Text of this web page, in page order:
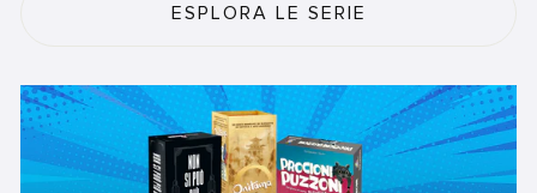
ESPLORA LE SERIE